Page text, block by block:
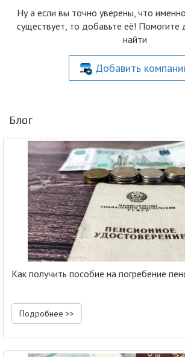
Ну а если вы точно уверены, что
существует, то добавьте её! Помогите
найти
Добавить
Блог
Как получить пособие на погребение
Подробнее >>